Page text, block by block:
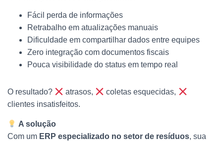
Fácil perda de informações
Retrabalho em atualizações manuais
Dificuldade em compartilhar dados entre equipes
Zero integração com documentos fiscais
Pouca visibilidade do status em tempo real
O resultado? atrasos,
coletas esquecidas,
clientes insatisfeitos.
A solução
Com um ERP especializado no setor de resíduos, sua